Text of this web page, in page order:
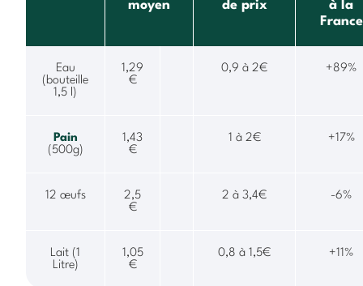
moyen
de prix
à la
France
Eau
(bouteille
1,5 l)
1,29
€
0,9 à 2€ +89%
Pain
(500g)
1,43
€
1 à 2€ +17%
12 œufs
2,5
€
2 à 3,4€ -6%
Lait (1
Litre)
1,05
€
0,8 à 1,5€ +11%